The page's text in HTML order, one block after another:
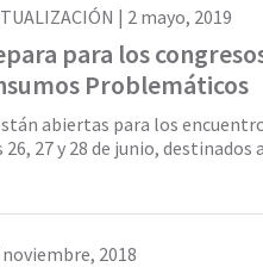
| 2 mayo, 2019
para los
Problemáticos
abiertas para los
27 y 28 de junio, destinados
noviembre, 2018